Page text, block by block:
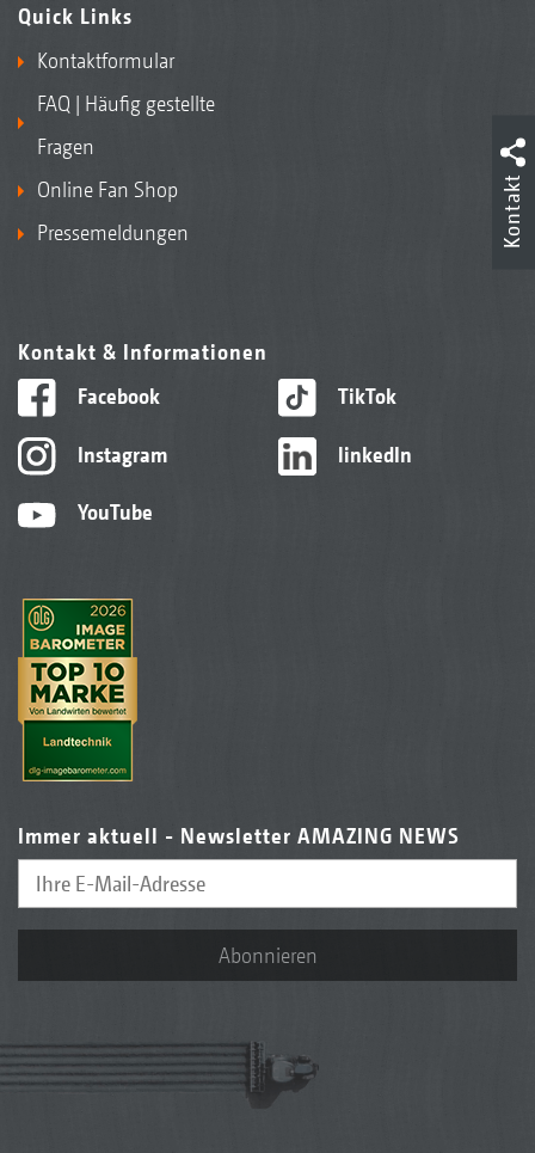
Quick Links
Kontaktformular
FAQ | Häufig gestellte
Fragen
Online Fan Shop
Pressemeldungen
Kontakt & Informationen
Facebook
Instagram
YouTube
TikTok
linkedIn
Immer aktuell - Newsletter AMAZING NEWS
Abonnieren
Kontakt